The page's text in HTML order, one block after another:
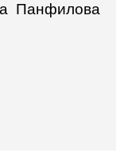
Панфилова